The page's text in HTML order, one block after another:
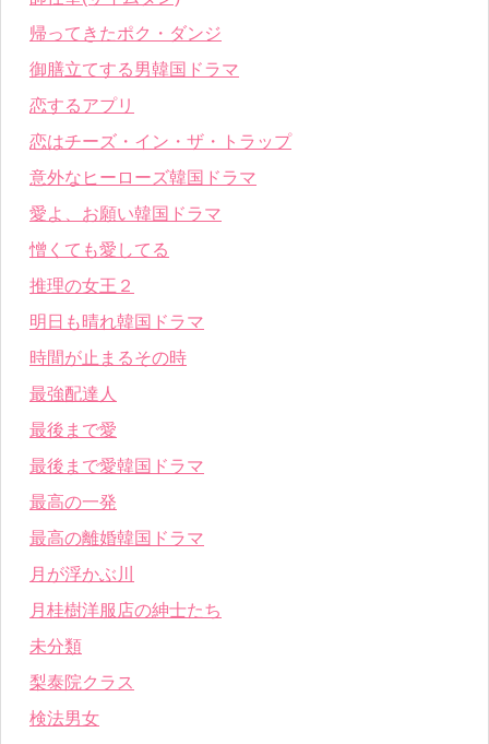
帰ってきたポク・ダンジ
御膳立てする男韓国ドラマ
恋するアプリ
恋はチーズ・イン・ザ・トラップ
意外なヒーローズ韓国ドラマ
愛よ、お願い韓国ドラマ
憎くても愛してる
推理の女王２
明日も晴れ韓国ドラマ
時間が止まるその時
最強配達人
最後まで愛
最後まで愛韓国ドラマ
最高の一発
最高の離婚韓国ドラマ
月が浮かぶ川
月桂樹洋服店の紳士たち
未分類
梨泰院クラス
検法男女